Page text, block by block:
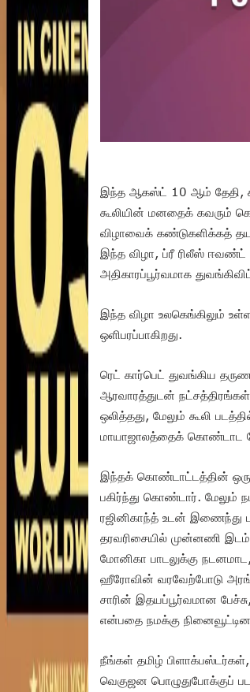
இந்த ஆகஸ்ட் 10 ஆம் தேதி,
கூலியின் மனதைக் கவரும்
விழாவைக் கண்டுகளிக்கத்
இந்த விழா, ப்ரீ ரிலீஸ் ஈவண்ட்
அதிகாரப்பூர்வமாக
இந்த விழா உலகெங்கிலும்
ஒளிபரப்பாகிறது.
ரெட் கார்பெட் துவங்கிய
ஆரவாரத்துடன்
ஒலித்தது, மேலும் கூலி
மாயாஜாலத்தைக் கொண்டாட
இந்தக் கொண்டாட்டத்தின் ஒரு
பகிர்ந்து கொண்டார். மேலும்
ரஜினிகாந்த் உடன் இணைந்து
தரவரிசையில் முன்னணி
மோனிகா பாடலுக்கு
ஹீரோவின் வரவேற்போடு
சாரின் இதயப்பூர்வமான
என்பதை நமக்கு
நீங்கள் தமிழ்
வெகுஜன பொழுதுபோக்குப்